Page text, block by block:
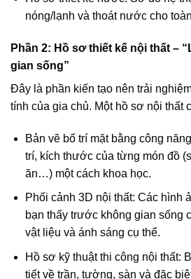
nóng/lạnh và thoát nước cho
Phần 2: Hồ sơ thiết kế nội thất –
gian sống”
Đây là phần kiến tạo nên trải
tính của gia chủ. Một hồ sơ nội thất
Bản vẽ bố trí mặt bằng công
trí, kích thước của từng món đồ
ăn…) một cách khoa học.
Phối cảnh 3D nội thất: Các hình
bạn thấy trước không gian sống
vật liệu và ánh sáng cụ thể.
Hồ sơ kỹ thuật thi công nội thất:
tiết về trần, tường, sàn và đặc